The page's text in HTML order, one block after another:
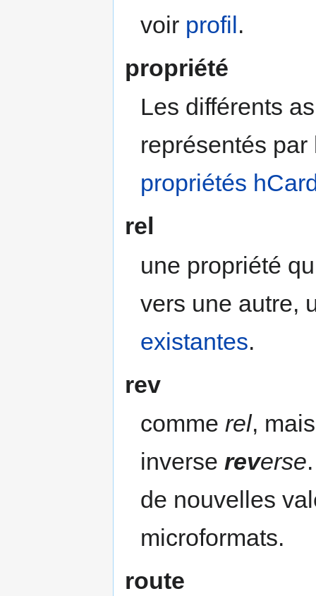
voir profil.
propriété
Les différents
représentés
propriétés
rel
une propriété
vers une autre,
existantes.
rev
commerel,
inversereverse
de nouvelles
microformats.
route